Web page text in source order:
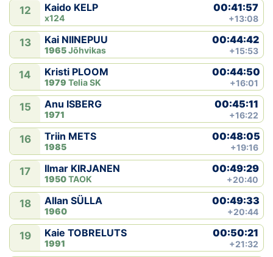
12 Kaido KELP
x124
00:41:57
+13:08
13 Kai NIINEPUU
1965Jõhvikas
00:44:42
+15:53
14 Kristi PLOOM
1979 Telia SK
00:44:50
+16:01
15 Anu ISBERG
1971
00:45:11
+16:22
16 Triin METS
1985
00:48:05
+19:16
17 Ilmar KIRJANEN
1950TAOK
00:49:29
+20:40
18 Allan SÜLLA
1960
00:49:33
+20:44
19 Kaie TOBRELUTS
1991
00:50:21
+21:32